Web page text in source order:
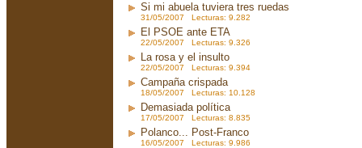
Si mi abuela tuviera tres ruedas
31/05/2007 Lecturas: 9.282
El PSOE ante ETA
22/05/2007 Lecturas: 9.326
La rosa y el insulto
22/05/2007 Lecturas: 9.394
Campaña crispada
18/05/2007 Lecturas: 10.128
Demasiada política
17/05/2007 Lecturas: 8.835
Polanco... Post-Franco
16/05/2007 Lecturas: 9.986